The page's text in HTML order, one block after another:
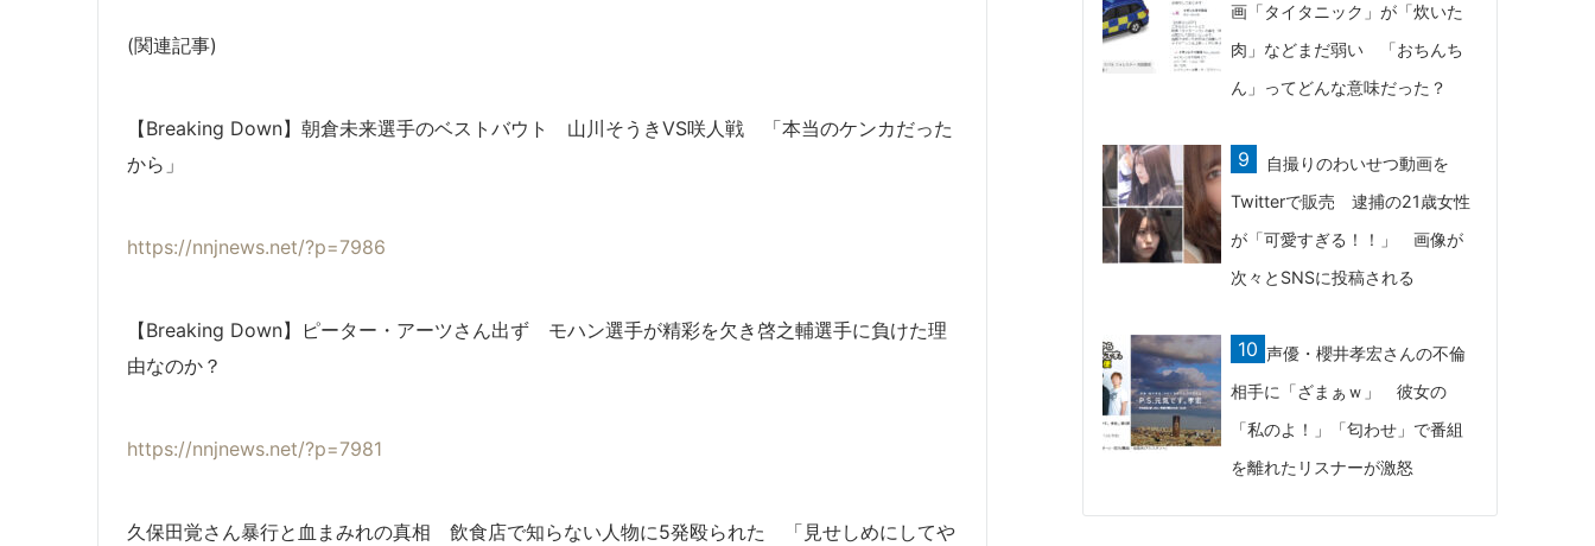
(関連記事)
【Breaking Down】朝倉未来選手のベストバウト 山川そうきVS咲人戦 「本当のケンカだった
から」
https://nnjnews.net/?p=7986
【Breaking Down】ピーター・アーツさん出ず モハン選手が精彩を欠き啓之輔選手に負けた理
由なのか？
https://nnjnews.net/?p=7981
久保田覚さん暴行と血まみれの真相 飲食店で知らない人物に5発殴られた 「見せしめにしてや
画「タイタニック」が「炊いた
肉」などまだ弱い 「おちんち
ん」ってどんな意味だった？
自撮りのわいせつ動画を
Twitterで販売 逮捕の21歳女性
が「可愛すぎる！！」 画像が
次々とSNSに投稿される
声優・櫻井孝宏さんの不倫
相手に「ざまぁｗ」 彼女の
「私のよ！」「匂わせ」で番組
を離れたリスナーが激怒